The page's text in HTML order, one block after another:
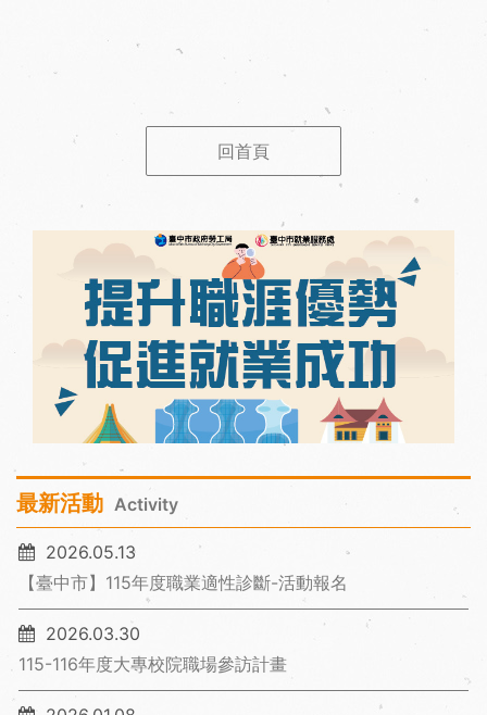
回首頁
最新活動 Activity
2026.05.13
【臺中市】115年度職業適性診斷-活動報名
2026.03.30
115-116年度大專校院職場參訪計畫